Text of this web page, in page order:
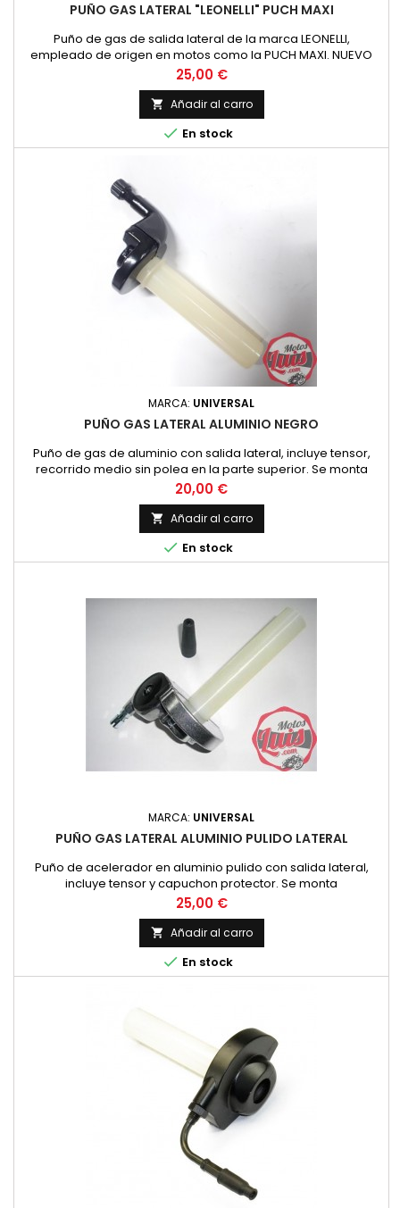
PUÑO GAS LATERAL "LEONELLI" PUCH MAXI
Puño de gas de salida lateral de la marca LEONELLI,
empleado de origen en motos como la PUCH MAXI. NUEVO
Precio
25,00 €
 Añadir al carro
 En stock
MARCA: UNIVERSAL
PUÑO GAS LATERAL ALUMINIO NEGRO
Puño de gas de aluminio con salida lateral, incluye tensor,
recorrido medio sin polea en la parte superior. Se monta
habitualmente en motos clasicas de Cross y Enduro como
Montesa Cappra, Enduro, OSSA Phantom, Bultaco Frontera,
Pursang, etc...
Precio
20,00 €
 Añadir al carro
 En stock
MARCA: UNIVERSAL
PUÑO GAS LATERAL ALUMINIO PULIDO LATERAL
Puño de acelerador en aluminio pulido con salida lateral,
incluye tensor y capuchon protector. Se monta
habitualmente en motos clasicas de Cross y Enduro como
Montesa Cappra, Enduro, OSSA Phantom, Bultaco Frontera,
Pursang, etc...
Precio
25,00 €
 Añadir al carro
 En stock